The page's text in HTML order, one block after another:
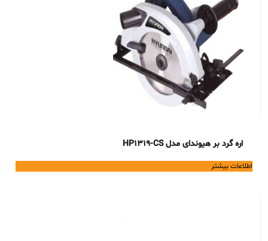
اره گرد بر هیوندای مدل HP1319-CS
اطلاعات بیشتر